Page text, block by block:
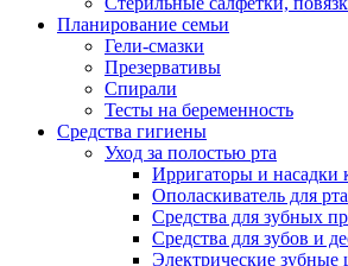
Планирование семьи
Гели-смазки
Презервативы
Спирали
Тесты на беременность
Средства гигиены
Уход за полостью рта
Ирригаторы и насадки
Ополаскиватель для рта
Средства для зубных
Средства для зубов и
Электрические зубные